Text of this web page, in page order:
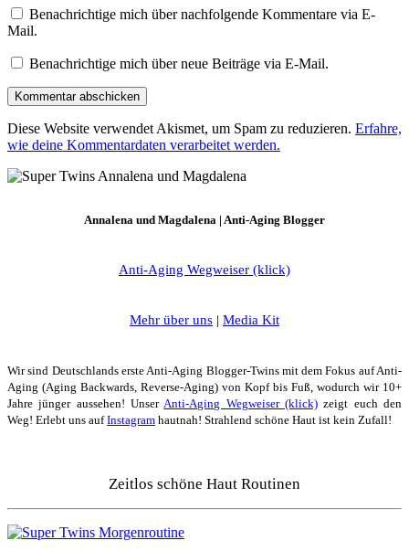
Benachrichtige mich über nachfolgende Kommentare via E-
Mail.
Benachrichtige mich über neue Beiträge via E-Mail.
Diese Website verwendet Akismet, um Spam zu reduzieren. Erfahre,
wie deine Kommentardaten verarbeitet werden.
Annalena und Magdalena | Anti-Aging Blogger
Anti-Aging Wegweiser (klick)
Mehr über uns | Media Kit
Wir sind Deutschlands erste Anti-Aging Blogger-Twins mit dem Fokus auf Anti-
Aging (Aging Backwards, Reverse-Aging) von Kopf bis Fuß, wodurch wir 10+
Jahre jünger aussehen! Unser Anti-Aging Wegweiser (klick) zeigt euch den
Weg! Erlebt uns aufInstagram hautnah! Strahlend schöne Haut ist kein Zufall!
Zeitlos schöne Haut Routinen